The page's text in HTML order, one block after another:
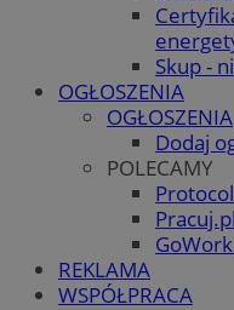
Skup -
OGŁOSZENIA
OGŁOSZENIA
Dodaj
POLECAMY
REKLAMA
WSPÓŁPRACA